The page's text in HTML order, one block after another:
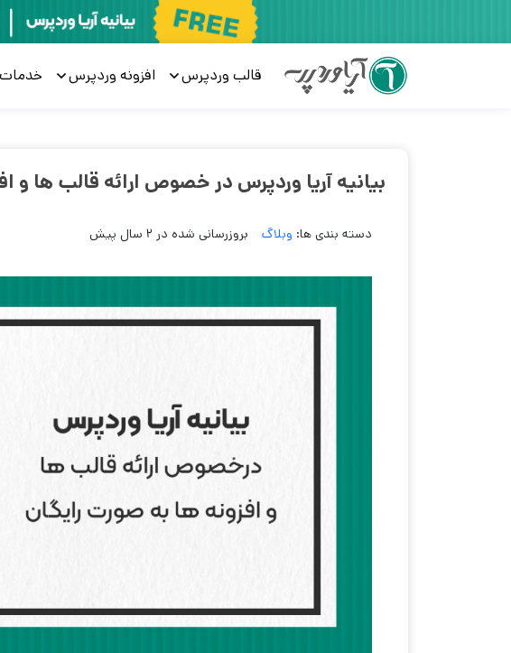
قالب وردپرس افزونه وردپرس خدمات
بیانیه آریا وردپرس در خصوص ارائه قالب ها و
دسته بندی ها: وبلاگ بروزرسانی شده در 2 سال پیش